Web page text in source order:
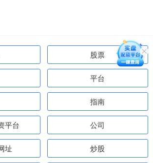
股票
平台
指南
平台 公司
址 炒股